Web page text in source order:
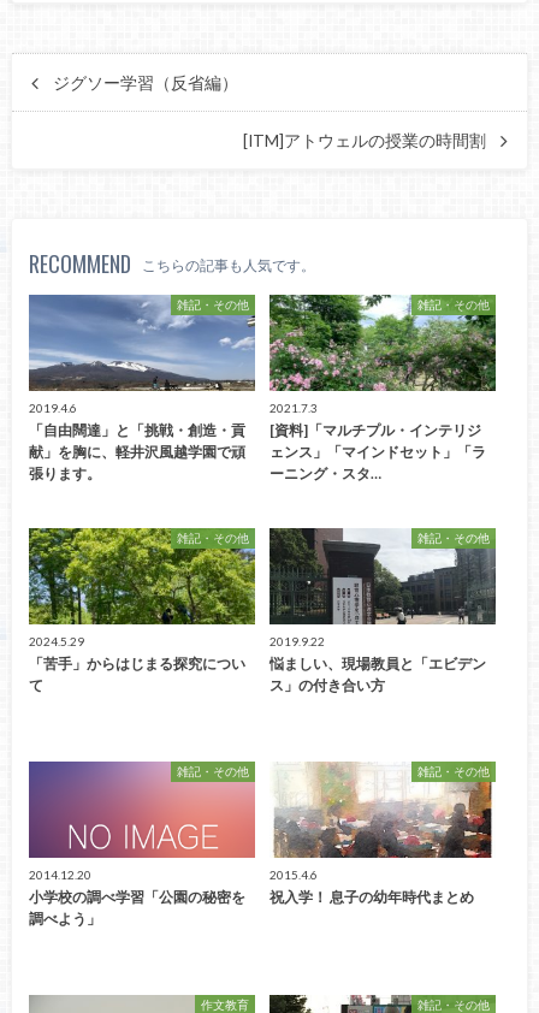
ジグソー学習（反省編）
[ITM]アトウェルの授業の時間割
RECOMMEND こちらの記事も人気です。
雑記・その他
2019.4.6
「自由闊達」と「挑戦・創造・貢
献」を胸に、軽井沢風越学園で頑
張ります。
雑記・その他
2021.7.3
[資料]「マルチプル・インテリジ
ェンス」「マインドセット」「ラ
ーニング・スタ…
雑記・その他
2024.5.29
「苦手」からはじまる探究につい
て
雑記・その他
2019.9.22
悩ましい、現場教員と「エビデン
ス」の付き合い方
雑記・その他
2014.12.20
小学校の調べ学習「公園の秘密を
調べよう」
雑記・その他
2015.4.6
祝入学！ 息子の幼年時代まとめ
作文教育 雑記・その他